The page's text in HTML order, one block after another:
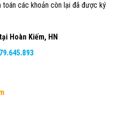
toán các khoản còn lại đã được ký
Hoàn Kiếm, HN